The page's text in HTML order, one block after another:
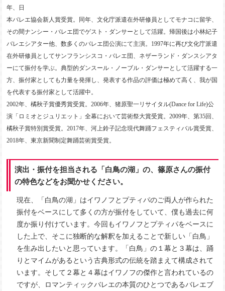
年、日
本バレエ協会新人賞受賞。同年、文化庁派遣在外研修員としてモナコに留学、
その間ナンシー・バレエ団でゲスト・ダンサーとして活躍。帰国後は小林紀子
バレエシアター他、数多くのバレエ団公演にて主演。1997年に再び文化庁派遣
在外研修員としてサンフランシスコ・バレエ団、ネザーランド・ダンスシアタ
ーにて振付を学ぶ。典型的ダンスール・ノーブル・ダンサーとして活躍する一
方、振付家としても力量を発揮し、発表する作品の評価は極めて高く、我が国
を代表する振付家として活躍中。
2002年、橘秋子賞優秀賞受賞。2006年、猪原聖一リサイタル(Dance for Life)公
演「ロミオとジュリエット」全幕において芸術祭大賞受賞。2009年、第35回、
橘秋子賞特別賞受賞。2017年、河上鈴子記念現代舞踊フェスティバル賞受賞、
2018年、東京新聞制定舞踊芸術賞受賞。
演出・振付を担当される「白鳥の湖」の、篠原さんの振付
の特色などをお聞かせください。
現在、「白鳥の湖」はイワノフとプティパのご両人が作られた
振付をベースにして多くの方が振付をしていて、僕も過去に何
度か振り付けています。今回もイワノフとプティパをベースに
した上で、そこに独断的な解釈を加えることで新しい「白鳥」
を生み出したいと思っています。「白鳥」の１幕と３幕は、踊
りとマイムがあるという古典形式の伝統を踏まえて構成されて
います。そして２幕と４幕はイワノフの傑作と言われているの
ですが、ロマンティックバレエの本質のひとつであるバレエブ